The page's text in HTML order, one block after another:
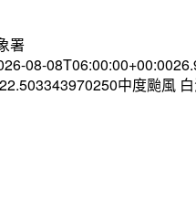
署
08-
中度颱風